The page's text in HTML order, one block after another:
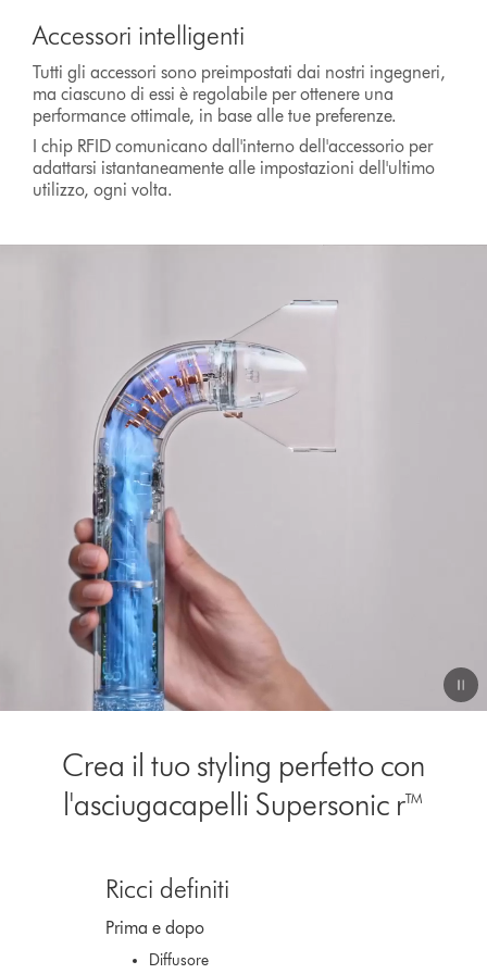
Accessori intelligenti
Tutti gli accessori sono preimpostati dai nostri ingegneri,
ma ciascuno di essi è regolabile per ottenere una
performance ottimale, in base alle tue preferenze.
I chip RFID comunicano dall'interno dell'accessorio per
adattarsi istantaneamente alle impostazioni dell'ultimo
utilizzo, ogni volta.
Apri
trascrizione
video
Crea il tuo styling perfetto con
l'asciugacapelli Supersonic r™
Ricci definiti
Prima e dopo
Diffusore